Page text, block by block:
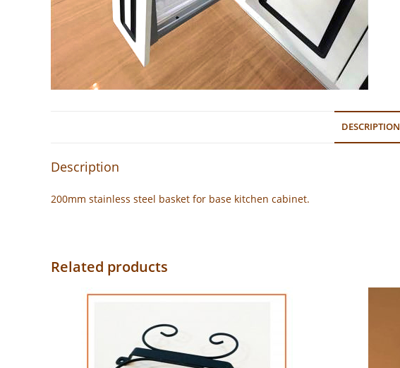
DESCRIPTION
Description
200mm stainless steel basket for base kitchen cabinet.
Related products